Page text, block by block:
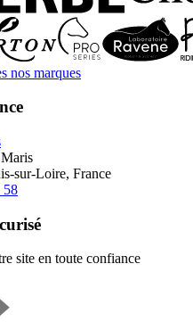
nos marques
sur-Loire, France
58
site en toute confiance